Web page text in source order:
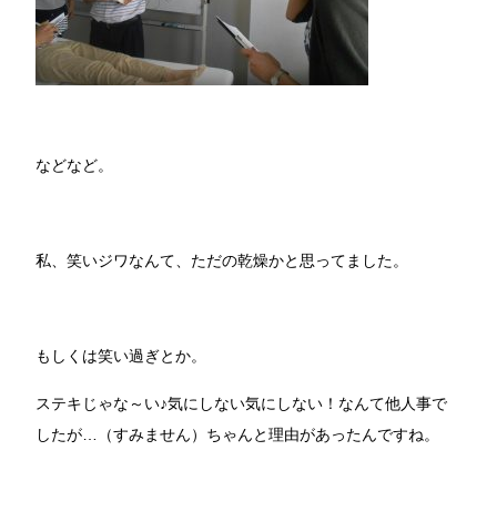
などなど。
私、笑いジワなんて、ただの乾燥かと思ってました。
もしくは笑い過ぎとか。
ステキじゃな～い♪気にしない気にしない！なんて他人事で
したが…（すみません）ちゃんと理由があったんですね。